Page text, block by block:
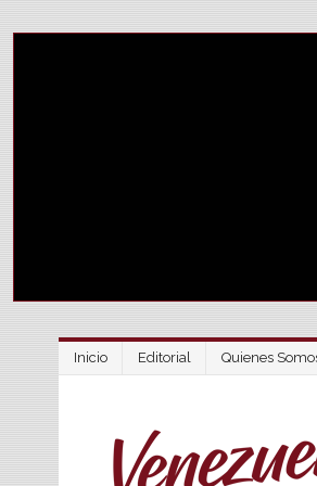
Inicio Editorial Quienes